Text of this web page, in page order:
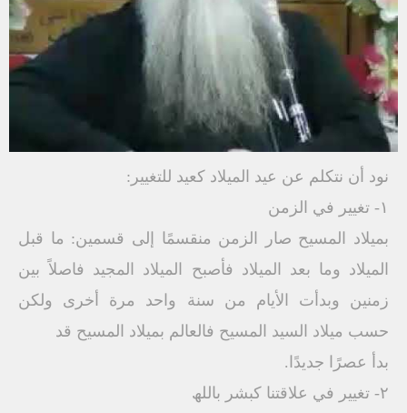
نود أن نتكلم عن عید المیلاد كعید للتغییر:
۱- تغییر في الزمن
بمیلاد المسیح صار الزمن منقسمًا إلى قسمین: ما قبل
المیلاد وما بعد المیلاد فأصبح المیلاد المجید فاصلاً بین
زمنین وبدأت الأیام من سنة واحد مرة أخرى ولكن
حسب میلاد السید المسیح فالعالم بمیلاد المسیح قد
بدأ عصرًا جدیدًا.
۲- تغییر في علاقتنا كبشر باﻟﻠﮫ